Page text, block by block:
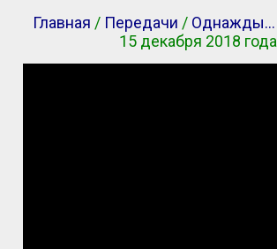
Главная / Передачи / Однажды…
15 декабря 2018 года